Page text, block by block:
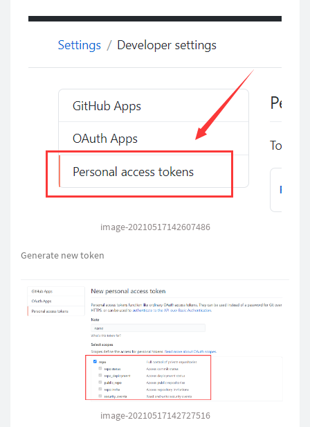
image-20210517142607486
Generate new token
image-20210517142727516